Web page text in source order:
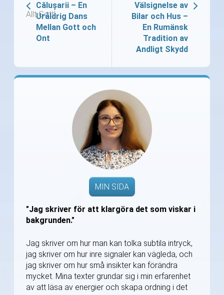
Allt Gott!
Călușarii – En
Uråldrig Dans
Mellan Gott och
Ont
Välsignelse av
Bilar och Hus –
En Rumänsk
Tradition av
Andligt Skydd
MIN SIDA
"Jag skriver för att klargöra det som viskar i
bakgrunden."
Jag skriver om hur man kan tolka subtila intryck,
jag skriver om hur inre signaler kan vägleda, och
jag skriver om hur små insikter kan förändra
mycket. Mina texter grundar sig i min erfarenhet
av att läsa av energier och skapa ordning i det